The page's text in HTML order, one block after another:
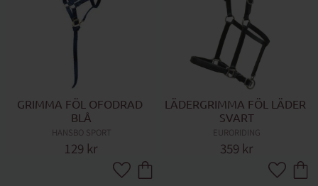
GRIMMA FÖL OFODRAD
BLÅ
HANSBO SPORT
129 kr
Lägg till i favoriter
LÄDERGRIMMA FÖL LÄDER
SVART
EURORIDING
359 kr
Lägg till